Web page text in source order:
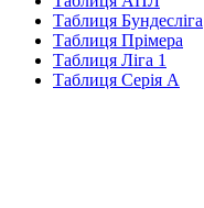
Таблиця Бундесліга
Таблиця Прімера
Таблиця Ліга 1
Таблиця Серія А